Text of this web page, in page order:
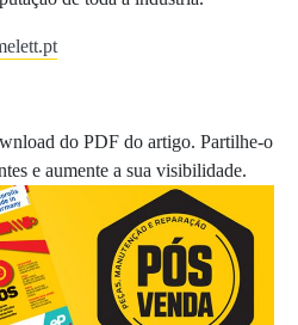
do PDF do artigo. Partilhe-o
e aumente a sua visibilidade.